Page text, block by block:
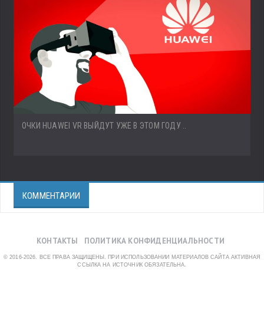
ОЧКИ HUAWEI VR ВЫЙДУТ УЖЕ В ЭТОМ ГОДУ ..
КОММЕНТАРИИ
КОНТАКТЫ ПОЛИТИКА КОНФИДЕНЦИАЛЬНОСТИ
© 2016-2026. ВСЕ ПРАВА ЗАЩИЩЕНЫ. ПРИ ИСПОЛЬЗОВАНИИ МАТЕРИАЛОВ САЙТА АКТИВНАЯ
ССЫЛКА НА ИСТОЧНИК ОБЯЗАТЕЛЬНА.